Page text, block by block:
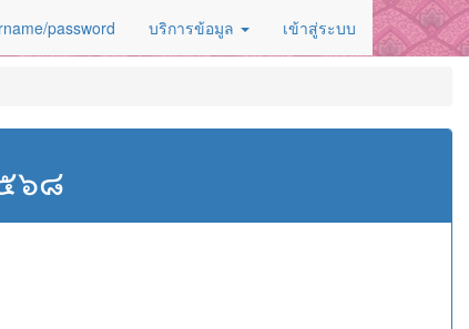
password บริการข้อมูล เข้าสู่ระบบ
๖๘